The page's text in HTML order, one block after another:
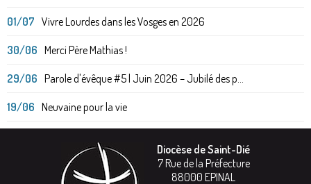
01/07 Vivre Lourdes dans les Vosges en 2026
30/06 Merci Père Mathias !
29/06 Parole d'évêque #5 | Juin 2026 – Jubilé des p...
19/06 Neuvaine pour la vie
Diocèse de Saint-Dié
7 Rue de la Préfecture
88000 EPINAL